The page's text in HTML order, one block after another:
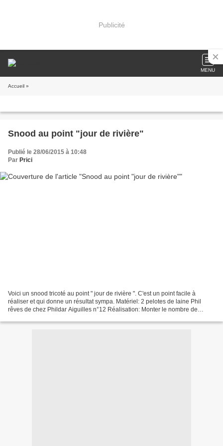
Publicité
MENU
Accueil »
Snood au point "jour de rivière"
Publié le 28/06/2015 à 10:48
Par Prici
Voici un snood tricoté au point " jour de rivière ". C'est un point facile à
réaliser et qui donne un résultat sympa. Matériel: 2 pelotes de laine Phil
rêves de chez Phildar Aiguilles n°12 Réalisation: Monter le nombre de